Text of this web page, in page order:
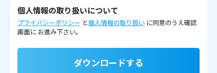
個人情報の取り扱いについて
プライバシーポリシー と個人情報の取り扱い に同意のうえ確認
画面に お進み下さい。
ダウンロードする